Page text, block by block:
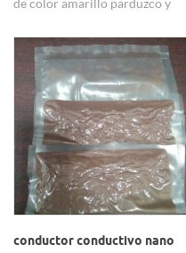
de color amarillo parduzco y
pureza, utilizada principalmente
como materiales de ánodo de
baterías de iones de litio.
conductor conductivo nano